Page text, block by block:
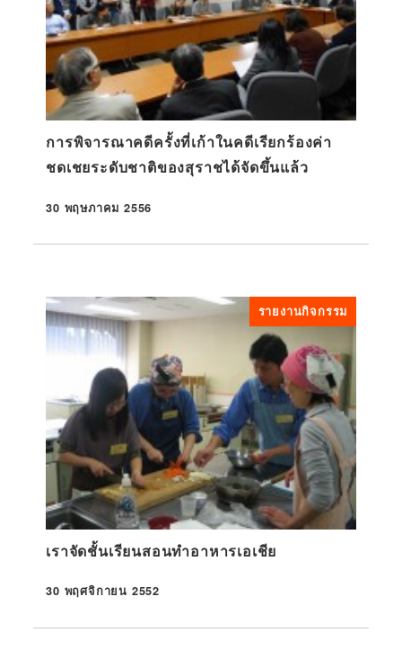
การพิจารณาคดีครั้งที่เก้าในคดีเรียกร้องค่า
ชดเชยระดับชาติของสุราชได้จัดขึ้นแล้ว
ที่ตีพิมพ์
30 พฤษภาคม 2556
รายงานกิจกรรม
เราจัดชั้นเรียนสอนทำอาหารเอเชีย
ที่ตีพิมพ์
30 พฤศจิกายน 2552